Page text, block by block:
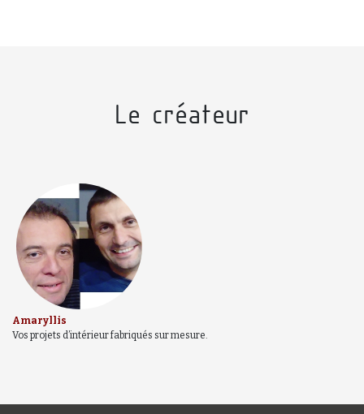
Le créateur
Amaryllis
Vos projets d’intérieur fabriqués sur mesure.